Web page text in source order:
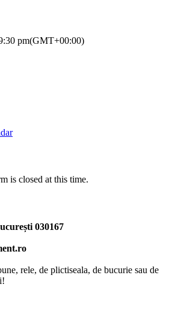
pm(GMT+00:00)
is closed at this time.
030167
rele, de plictiseala, de bucurie sau de